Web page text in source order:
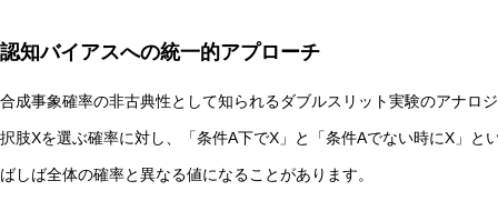
認知バイアスへの統一的アプローチ
合成事象確率の非古典性として知られるダブルスリット実験のアナロ
択肢Xを選ぶ確率に対し、「条件A下でX」と「条件Aでない時にX」と
ばしば全体の確率と異なる値になることがあります。